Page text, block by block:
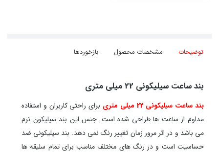
توضیحات مشخصات محصول بازخوردها
بند ساعت سیلیکونی 22 میلی متری
بند ساعت سیلیکونی 22 میلی متری
برای راحتی کاربران و استفاده
مداوم از ساعت ها طراحی شده است. جنس این بند سیلیکون نرم
می باشد و در اثر مرور زمان تغییر رنگ نمی دهد. بند سیلیکونی ضد
حساسیت است و در رنگ های مختلف مناسب برای تمام سلیقه ها